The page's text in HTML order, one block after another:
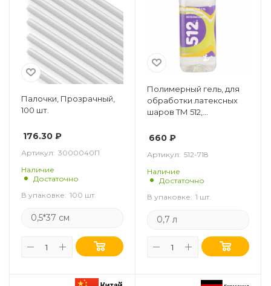
Палочки, Прозрачный,
100 шт.
176.30 ₽
Артикул: 3000040П
Наличие
Достаточно
В упаковке: 100 шт.
0,5*37 см
Полимерный гель, для
обработки латексных
шаров ТМ 512,
660 ₽
Артикул: 512-718
Наличие
Достаточно
В упаковке: 1 шт.
0,7 л